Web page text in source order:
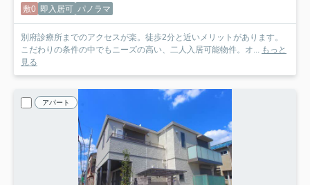
敷0 即入居可 パノラマ
別府診療所までのアクセスが楽。徒歩2分と近いメリットがあります。
こだわりの条件の中でもニーズの高い、二人入居可能物件。オ...
もっと
見る
アパート